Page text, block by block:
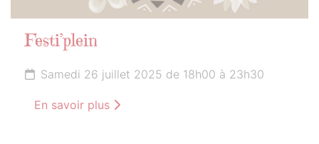
Festi’plein
Samedi 26 juillet 2025 de 18h00 à 23h30
En savoir plus